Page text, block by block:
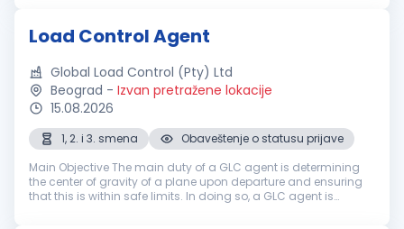
Load Control Agent
Global Load Control (Pty) Ltd
Beograd - Izvan pretražene lokacije
15.08.2026
1, 2. i 3. smena
Obaveštenje o statusu prijave
Main Objective The main duty of a GLC agent is determining
the center of gravity of a plane upon departure and ensuring
that this is within safe limits. In doing so, a GLC agent is